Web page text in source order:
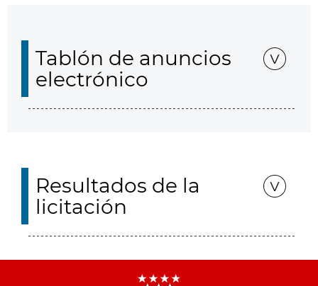
Tablón de anuncios
electrónico
Resultados de la
licitación